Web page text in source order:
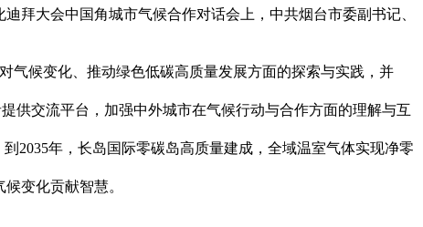
拜大会中国角城市气候合作对话会上，中共烟台市委副书记、
气候变化、推动绿色低碳高质量发展方面的探索与实践，并
供交流平台，加强中外城市在气候行动与合作方面的理解与互
2035年，长岛国际零碳岛高质量建成，全域温室气体实现净零
变化贡献智慧。